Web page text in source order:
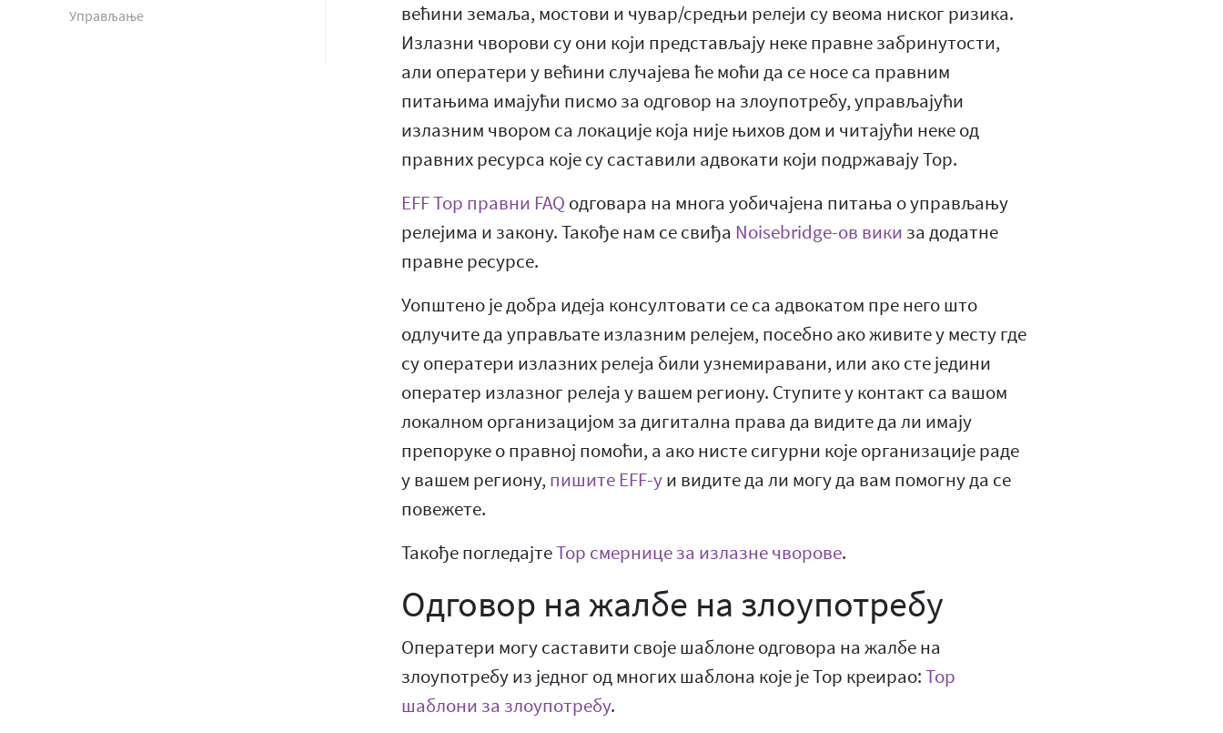
Управљање
већини земаља, мостови и чувар/средњи релеји су веома ниског ризика.
Излазни чворови су они који представљају неке правне забринутости,
али оператери у већини случајева ће моћи да се носе са правним
питањима имајући писмо за одговор на злоупотребу, управљајући
излазним чвором са локације која није њихов дом и читајући неке од
правних ресурса које су саставили адвокати који подржавају Тор.
EFF Тор правни FAQ одговара на многа уобичајена питања о управљању
релејима и закону. Такође нам се свиђа Noisebridge-ов вики за додатне
правне ресурсе.
Уопштено је добра идеја консултовати се са адвокатом пре него што
одлучите да управљате излазним релејем, посебно ако живите у месту где
су оператери излазних релеја били узнемиравани, или ако сте једини
оператер излазног релеја у вашем региону. Ступите у контакт са вашом
локалном организацијом за дигитална права да видите да ли имају
препоруке о правној помоћи, а ако нисте сигурни које организације раде
у вашем региону,пишите EFF-уи видите да ли могу да вам помогну да се
повежете.
Такође погледајтеТор смернице за излазне чворове.
Одговор на жалбе на злоупотребу
Оператери могу саставити своје шаблоне одговора на жалбе на
злоупотребу из једног од многих шаблона које је Тор креирао:Тор
шаблони за злоупотребу.